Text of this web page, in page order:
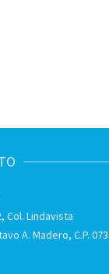
Col. Lindavista
A. Madero, C.P.